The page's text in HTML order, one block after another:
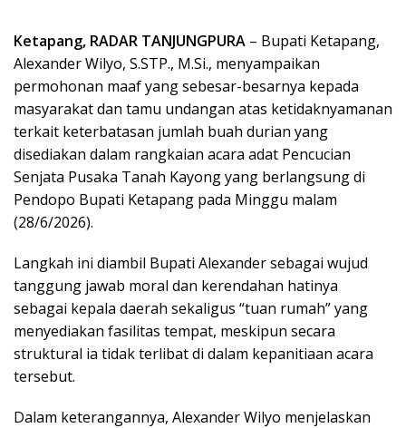
Ketapang, RADAR TANJUNGPURA – Bupati Ketapang,
Alexander Wilyo, S.STP., M.Si., menyampaikan
permohonan maaf yang sebesar-besarnya kepada
masyarakat dan tamu undangan atas ketidaknyamanan
terkait keterbatasan jumlah buah durian yang
disediakan dalam rangkaian acara adat Pencucian
Senjata Pusaka Tanah Kayong yang berlangsung di
Pendopo Bupati Ketapang pada Minggu malam
(28/6/2026).
​Langkah ini diambil Bupati Alexander sebagai wujud
tanggung jawab moral dan kerendahan hatinya
sebagai kepala daerah sekaligus “tuan rumah” yang
menyediakan fasilitas tempat, meskipun secara
struktural ia tidak terlibat di dalam kepanitiaan acara
tersebut.
​Dalam keterangannya, Alexander Wilyo menjelaskan